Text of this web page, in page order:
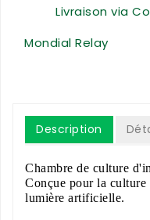
Livraison via
Mondial Relay
Description
Chambre de culture
Conçue pour la culture
lumière artificielle.